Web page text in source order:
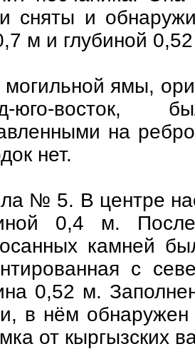
сняты и
м и глубиной
могильной ямы,
юго-
на
нет.
№ 5. В центре
0,4 м.
камней
с
0,52 м.
в нём
от кыргызских